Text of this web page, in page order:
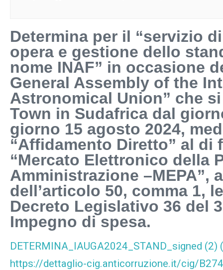
Determina per il “servizio
opera e gestione dello
nome INAF” in occasione
General Assembly of the
Astronomical Union” che
Town in Sudafrica dal
giorno 15 agosto 2024,
“Affidamento Diretto” al di
“Mercato Elettronico della
Amministrazione –MEPA”,
dell’articolo 50, comma 1,
Decreto Legislativo 36 del
Impegno di spesa.
DETERMINA_IAUGA2024_STAND_signed (2)
https://dettaglio-cig.anticorruzione.it/cig/